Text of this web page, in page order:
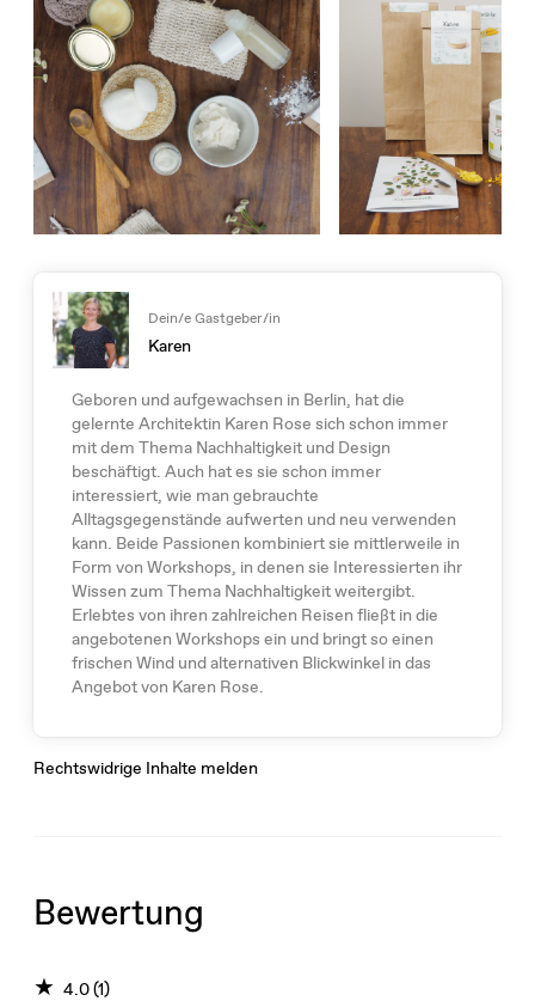
Dein/e Gastgeber/in
Karen
Geboren und aufgewachsen in Berlin, hat die
gelernte Architektin Karen Rose sich schon immer
mit dem Thema Nachhaltigkeit und Design
beschäftigt. Auch hat es sie schon immer
interessiert, wie man gebrauchte
Alltagsgegenstände aufwerten und neu verwenden
kann. Beide Passionen kombiniert sie mittlerweile in
Form von Workshops, in denen sie Interessierten ihr
Wissen zum Thema Nachhaltigkeit weitergibt.
Erlebtes von ihren zahlreichen Reisen fließt in die
angebotenen Workshops ein und bringt so einen
frischen Wind und alternativen Blickwinkel in das
Angebot von Karen Rose.
Rechtswidrige Inhalte melden
Bewertung
★ 4.0 (1)